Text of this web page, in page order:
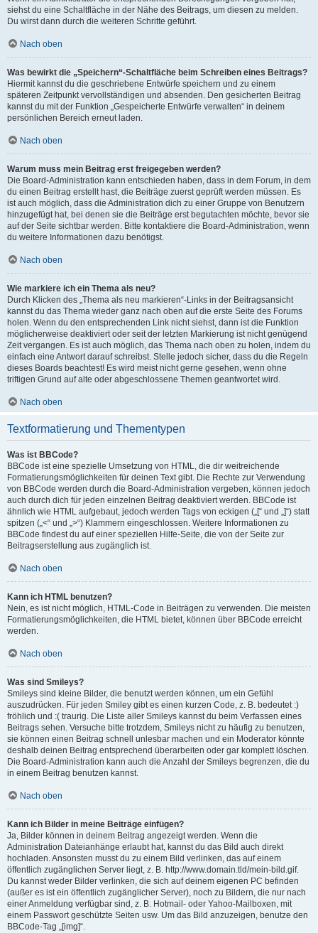
siehst du eine Schaltfläche in der Nähe des Beitrags, um diesen zu melden.
Du wirst dann durch die weiteren Schritte geführt.
Nach oben
Was bewirkt die „Speichern“-Schaltfläche beim Schreiben eines Beitrags?
Hiermit kannst du die geschriebene Entwürfe speichern und zu einem
späteren Zeitpunkt vervollständigen und absenden. Den gesicherten Beitrag
kannst du mit der Funktion „Gespeicherte Entwürfe verwalten“ in deinem
persönlichen Bereich erneut laden.
Nach oben
Warum muss mein Beitrag erst freigegeben werden?
Die Board-Administration kann entschieden haben, dass in dem Forum, in dem
du einen Beitrag erstellt hast, die Beiträge zuerst geprüft werden müssen. Es
ist auch möglich, dass die Administration dich zu einer Gruppe von Benutzern
hinzugefügt hat, bei denen sie die Beiträge erst begutachten möchte, bevor sie
auf der Seite sichtbar werden. Bitte kontaktiere die Board-Administration, wenn
du weitere Informationen dazu benötigst.
Nach oben
Wie markiere ich ein Thema als neu?
Durch Klicken des „Thema als neu markieren“-Links in der Beitragsansicht
kannst du das Thema wieder ganz nach oben auf die erste Seite des Forums
holen. Wenn du den entsprechenden Link nicht siehst, dann ist die Funktion
möglicherweise deaktiviert oder seit der letzten Markierung ist nicht genügend
Zeit vergangen. Es ist auch möglich, das Thema nach oben zu holen, indem du
einfach eine Antwort darauf schreibst. Stelle jedoch sicher, dass du die Regeln
dieses Boards beachtest! Es wird meist nicht gerne gesehen, wenn ohne
triftigen Grund auf alte oder abgeschlossene Themen geantwortet wird.
Nach oben
Textformatierung und Thementypen
Was ist BBCode?
BBCode ist eine spezielle Umsetzung von HTML, die dir weitreichende
Formatierungsmöglichkeiten für deinen Text gibt. Die Rechte zur Verwendung
von BBCode werden durch die Board-Administration vergeben, können jedoch
auch durch dich für jeden einzelnen Beitrag deaktiviert werden. BBCode ist
ähnlich wie HTML aufgebaut, jedoch werden Tags von eckigen („[“ und „]“) statt
spitzen („<“ und „>“) Klammern eingeschlossen. Weitere Informationen zu
BBCode findest du auf einer speziellen Hilfe-Seite, die von der Seite zur
Beitragserstellung aus zugänglich ist.
Nach oben
Kann ich HTML benutzen?
Nein, es ist nicht möglich, HTML-Code in Beiträgen zu verwenden. Die meisten
Formatierungsmöglichkeiten, die HTML bietet, können über BBCode erreicht
werden.
Nach oben
Was sind Smileys?
Smileys sind kleine Bilder, die benutzt werden können, um ein Gefühl
auszudrücken. Für jeden Smiley gibt es einen kurzen Code, z. B. bedeutet :)
fröhlich und :( traurig. Die Liste aller Smileys kannst du beim Verfassen eines
Beitrags sehen. Versuche bitte trotzdem, Smileys nicht zu häufig zu benutzen,
sie können einen Beitrag schnell unlesbar machen und ein Moderator könnte
deshalb deinen Beitrag entsprechend überarbeiten oder gar komplett löschen.
Die Board-Administration kann auch die Anzahl der Smileys begrenzen, die du
in einem Beitrag benutzen kannst.
Nach oben
Kann ich Bilder in meine Beiträge einfügen?
Ja, Bilder können in deinem Beitrag angezeigt werden. Wenn die
Administration Dateianhänge erlaubt hat, kannst du das Bild auch direkt
hochladen. Ansonsten musst du zu einem Bild verlinken, das auf einem
öffentlich zugänglichen Server liegt, z. B. http://www.domain.tld/mein-bild.gif.
Du kannst weder Bilder verlinken, die sich auf deinem eigenen PC befinden
(außer es ist ein öffentlich zugänglicher Server), noch zu Bildern, die nur nach
einer Anmeldung verfügbar sind, z. B. Hotmail- oder Yahoo-Mailboxen, mit
einem Passwort geschützte Seiten usw. Um das Bild anzuzeigen, benutze den
BBCode-Tag „[img]“.